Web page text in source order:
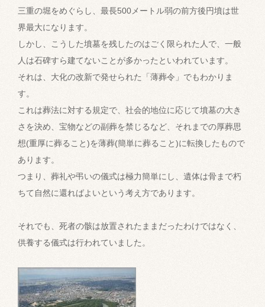
三重の堀をめぐらし、最長500メートル弱の前方後円墳は世
界最大になります。
しかし、こうした墳墓を残したのはごく限られた人で、一般
人は石碑すら建てないことが多かったといわれています。
それは、大化の改新で発せられた「薄葬令」でもわかりま
す。
これは葬法に対する規定で、社会的地位に応じて墳墓の大き
さを決め、宝物などの副葬を禁じるなど、それまでの厚葬思
想(重厚に葬ること)を薄葬(簡単に葬ること)に転換したもので
あります。
つまり、葬礼や弔いの儀式は極力簡単にし、遺体は骨まで朽
ちて自然に還ればよいという考え方であります。
それでも、死者の骸は放置されたままだったわけではなく、
供養する儀式は行われていました。